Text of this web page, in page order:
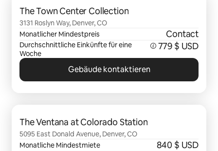
The Town Center Collection
3131 Roslyn Way, Denver, CO
Monatlicher Mindestpreis
Contact
Durchschnittliche Einkünfte für eine
Woche
779 $ USD
Gebäude kontaktieren
The Ventana at Colorado Station
5095 East Donald Avenue, Denver, CO
Monatliche Mindestmiete
840 $ USD